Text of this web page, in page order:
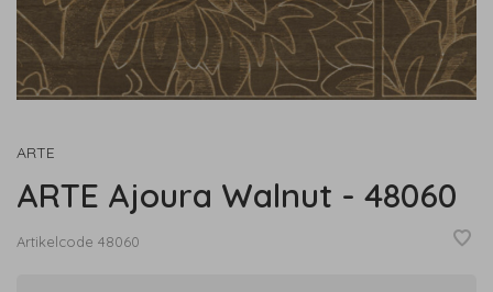
ARTE
ARTE Ajoura Walnut - 48060
Artikelcode 48060